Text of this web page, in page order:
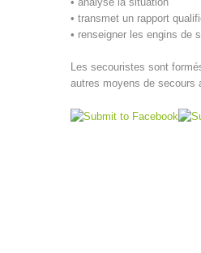
• transmet un rapport
• renseigner les engins de
Les secouristes sont
autres moyens de secours